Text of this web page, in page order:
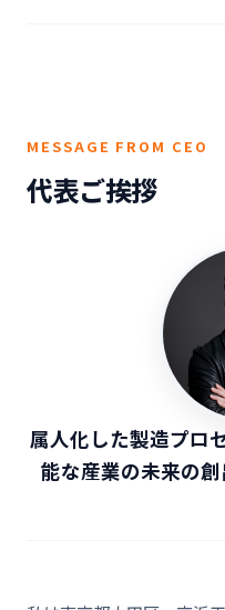
MESSAGE FROM CEO
代表ご挨拶
属人化した製造プロ
能な産業の未来の創